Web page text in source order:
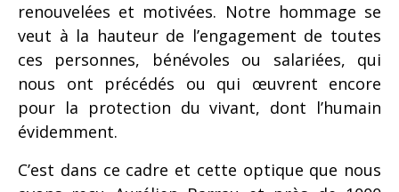
renouvelées et motivées. Notre hommage se
veut à la hauteur de l’engagement de toutes
ces personnes, bénévoles ou salariées, qui
nous ont précédés ou qui œuvrent encore
pour la protection du vivant, dont l’humain
évidemment.
C’est dans ce cadre et cette optique que nous